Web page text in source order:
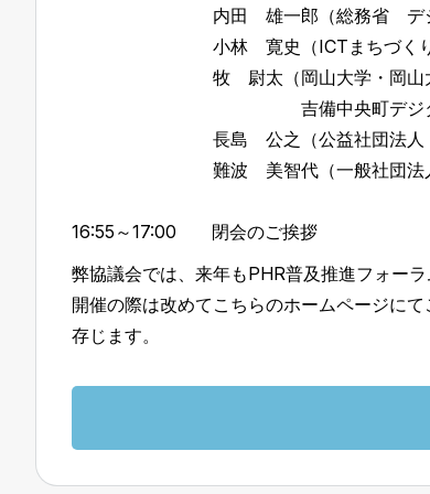
内田 雄一郎（総務省 デジタル
小林 寛史（ICTまちづくり共通プ
牧 尉太（岡山大学・岡山大学病院
吉備中央町デジタル田園都
長島 公之（公益社団法人 日本
難波 美智代（一般社団法人シ
16:55～17:00 閉会のご挨拶
弊協議会では、来年もPHR普及推進フォーラ
開催の際は改めてこちらのホームページに
存じます。